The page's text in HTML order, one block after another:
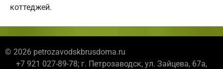
коттеджей.
© 2026 petrozavodskbrusdoma.ru
+7 921 027-89-78; г. Петрозаводск, ул. Зайцева, 67а,